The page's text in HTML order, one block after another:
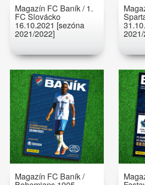
Magazín FC Baník / 1.
FC Slovácko
16.10.2021 [sezóna
2021/2022]
Magazín FC Baník /